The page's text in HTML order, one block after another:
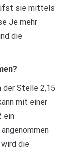
sie mittels
Je mehr
die
der Stelle 2,15
mit einer
ein
wird die